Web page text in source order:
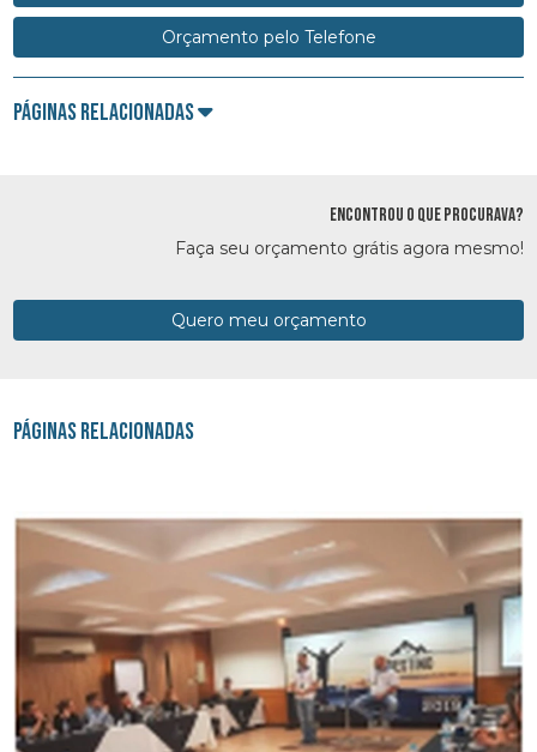
Orçamento pelo Telefone
Páginas Relacionadas
ENCONTROU O QUE PROCURAVA?
Faça seu orçamento grátis agora mesmo!
Quero meu orçamento
Páginas Relacionadas